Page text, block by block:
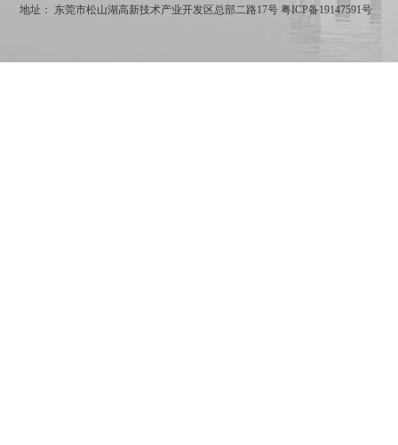
地址： 东莞市松山湖高新技术产业开发区总部二路17号 粤ICP备19147591号